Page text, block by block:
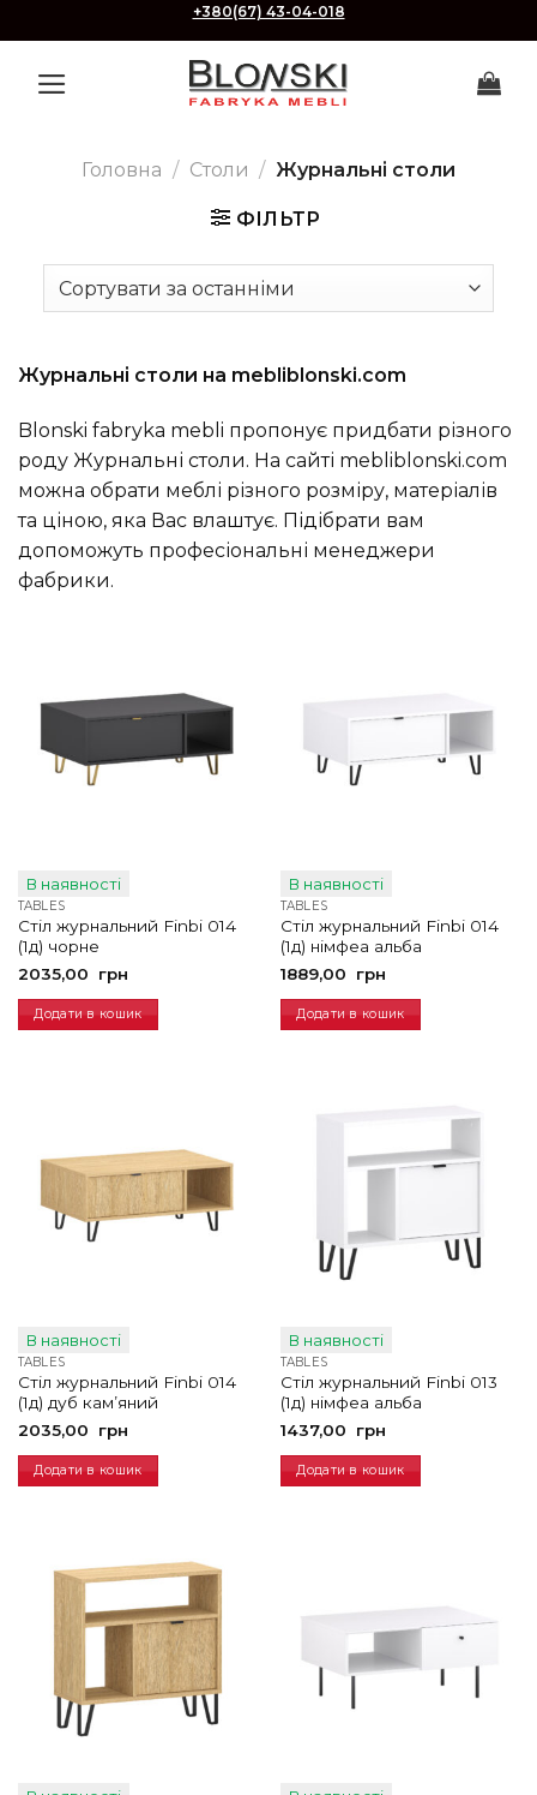
to
content
+380(67) 43-04-018
Головна / Столи / Журнальні столи
ФІЛЬТР
Журнальні столи на mebliblonski.com
Blonski fabryka mebli пропонує придбати різного
роду Журнальні столи. На сайті mebliblonski.com
можна обрати меблі різного розміру, матеріалів
та ціною, яка Вас влаштує. Підібрати вам
допоможуть професіональні менеджери
фабрики.
В наявності
TABLES
Стіл журнальний Finbi 014
(1д) чорне
2035,00
грн
Додати в кошик
В наявності
TABLES
Стіл журнальний Finbi 014
(1д) німфеа альба
1889,00
грн
Додати в кошик
В наявності
TABLES
Стіл журнальний Finbi 014
(1д) дуб кам’яний
2035,00
грн
Додати в кошик
В наявності
TABLES
Стіл журнальний Finbi 013
(1д) німфеа альба
1437,00
грн
Додати в кошик